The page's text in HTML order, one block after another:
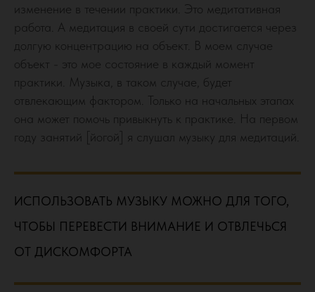
изменение в течении практики. Это медитативная
работа. А медитация в своей сути достигается через
долгую концентрацию на объект. В моем случае
объект - это мое состояние в каждый момент
практики. Музыка, в таком случае, будет
отвлекающим фактором. Только на начальных этапах
она может помочь привыкнуть к практике. На первом
году занятий [йогой] я слушал музыку для медитаций.
ИСПОЛЬЗОВАТЬ МУЗЫКУ МОЖНО ДЛЯ ТОГО,
ЧТОБЫ ПЕРЕВЕСТИ ВНИМАНИЕ И ОТВЛЕЧЬСЯ
ОТ ДИСКОМФОРТА